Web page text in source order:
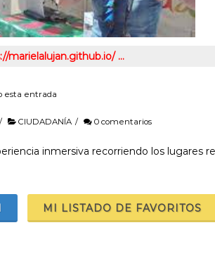
marielalujan.github.io/ …
esta entrada
/ CIUDADANÍA / 0 comentarios
inmersiva recorriendo los lugares
MI LISTADO DE FAVORITOS